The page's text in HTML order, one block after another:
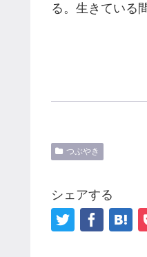
る。生きている
つぶやき
シェアする